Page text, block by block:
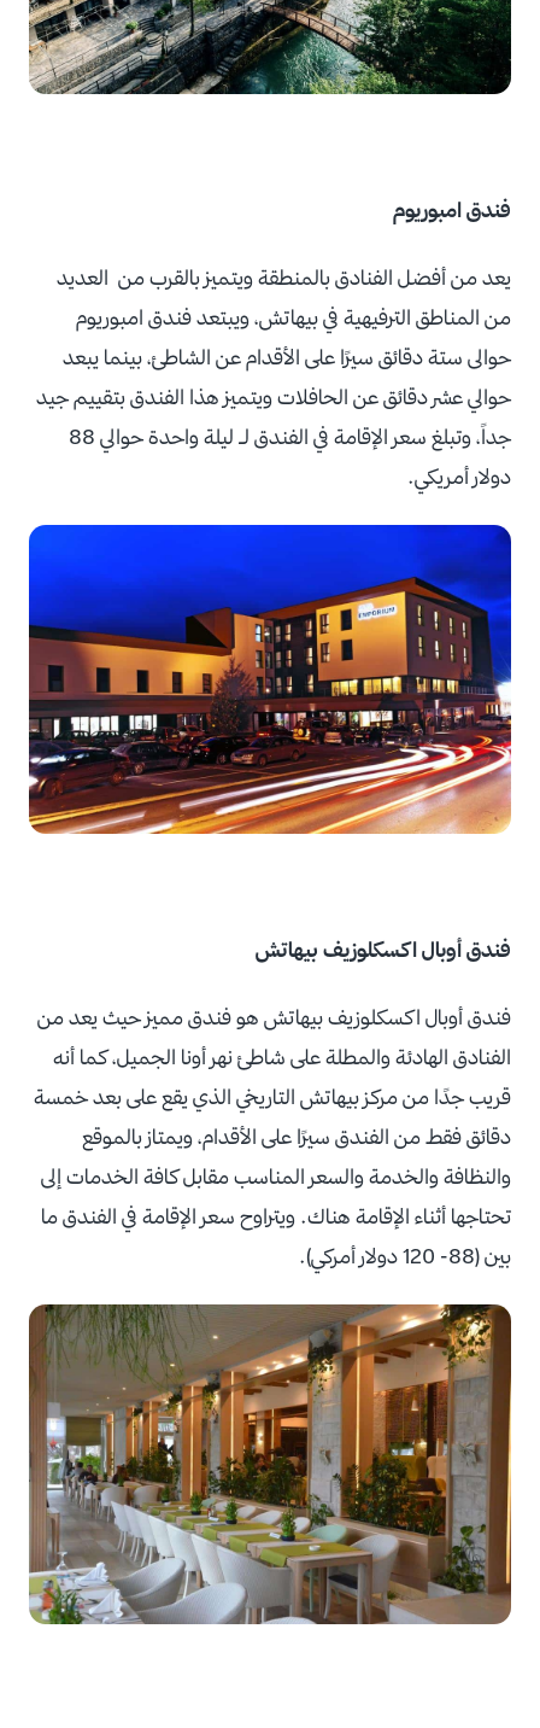
فندق امبوريوم
يعد من أفضل الفنادق بالمنطقة ويتميز بالقرب من العديد
من المناطق الترفيهية في بيهاتش، ويبتعد فندق امبوريوم
حوالى ستة دقائق سيرًا على الأقدام عن الشاطئ، بينما يبعد
حوالي عشر دقائق عن الحافلات ويتميز هذا الفندق بتقييم جيد
جداً، وتبلغ سعر الإقامة في الفندق لـ ليلة واحدة حوالي 88
دولار أمريكي.
فندق أوبال اكسكلوزيف بيهاتش
فندق أوبال اكسكلوزيف بيهاتش هو فندق مميز حيث يعد من
الفنادق الهادئة والمطلة على شاطئ نهر أونا الجميل، كما أنه
قريب جدًا من مركز بيهاتش التاريخي الذي يقع على بعد خمسة
دقائق فقط من الفندق سيرًا على الأقدام، ويمتاز بالموقع
والنظافة والخدمة والسعر المناسب مقابل كافة الخدمات إلى
تحتاجها أثناء الإقامة هناك. ويتراوح سعر الإقامة في الفندق ما
بين (88- 120 دولار أمركي).